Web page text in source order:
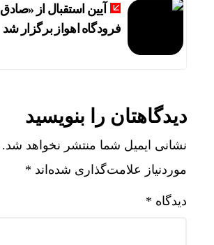
آیین استقبال از
فرودگاه اهواز برگزار شد
دیدگاهتان را بنویسید
نشانی ایمیل شما منتشر نخواهد شد.
موردنیاز علامت‌گذاری شده‌اند *
دیدگاه *